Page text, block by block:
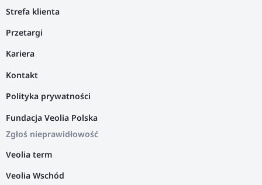
Strefa klienta
Przetargi
Kariera
Kontakt
Polityka prywatności
Fundacja Veolia Polska
Zgłoś nieprawidłowość
Veolia term
Veolia Wschód